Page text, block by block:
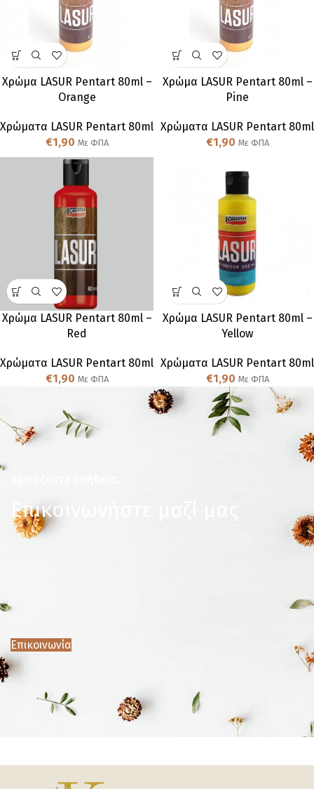
Χρώμα LASUR Pentart 80ml –
Orange
Χρώματα LASUR Pentart 80ml
€1,90 Με ΦΠΑ
Χρώμα LASUR Pentart 80ml –
Pine
Χρώματα LASUR Pentart 80ml
€1,90 Με ΦΠΑ
Χρώμα LASUR Pentart 80ml –
Red
Χρώματα LASUR Pentart 80ml
€1,90 Με ΦΠΑ
Χρώμα LASUR Pentart 80ml –
Yellow
Χρώματα LASUR Pentart 80ml
€1,90 Με ΦΠΑ
Επικοινωνήστε μαζί μας
Επικοινωνία